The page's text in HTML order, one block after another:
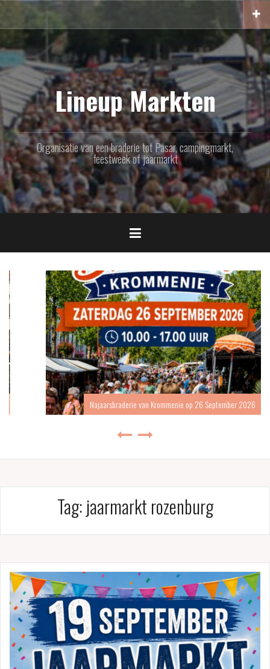
inhoud
springen
Lineup Markten
Organisatie van een braderie tot Pasar, campingmarkt,
feestweek of jaarmarkt
Najaarsbraderie van Krommenie op 26 September 2026
Tag: jaarmarkt rozenburg